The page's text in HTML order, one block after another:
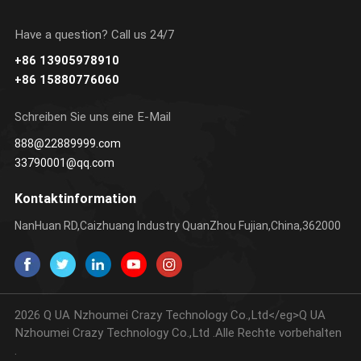
SIE ERFAHREN SIE
Have a question? Call us 24/7
+86 13905978910
+86 15880776060
Schreiben Sie uns eine E-Mail
888@22889999.com
33790001@qq.com
Kontaktinformation
NanHuan RD,Caizhuang Industry QuanZhou Fujian,China,362000
2026 Q UA Nzhoumei Crazy Technology Co.,Ltd</eg>Q UA
Nzhoumei Crazy Technology Co.,Ltd .Alle Rechte vorbehalten